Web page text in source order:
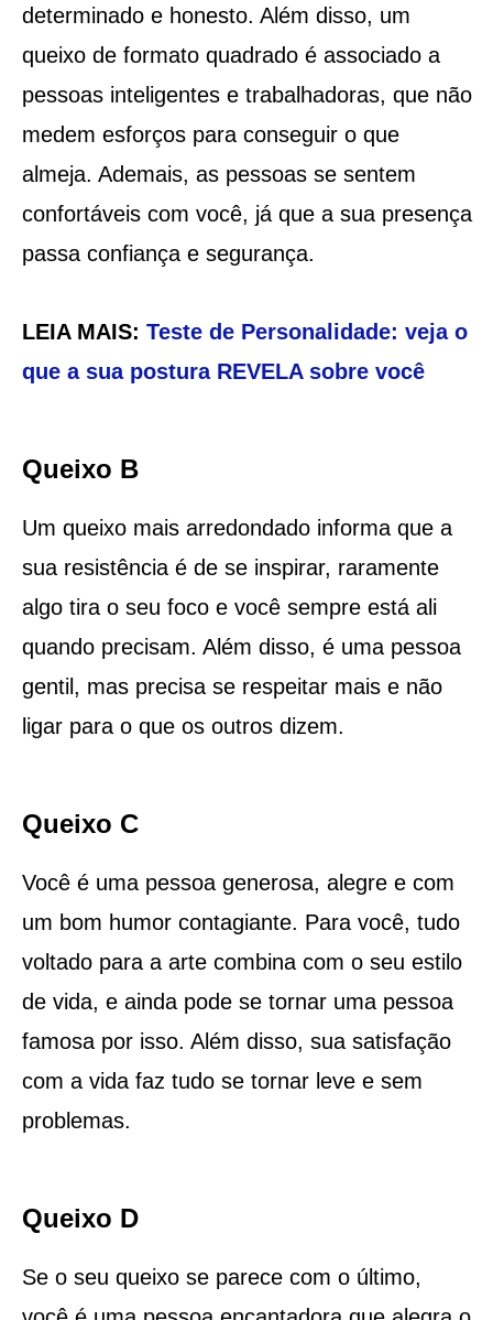
determinado e honesto. Além disso, um
queixo de formato quadrado é associado a
pessoas inteligentes e trabalhadoras, que não
medem esforços para conseguir o que
almeja. Ademais, as pessoas se sentem
confortáveis com você, já que a sua presença
passa confiança e segurança.
LEIA MAIS: Teste de Personalidade: veja o
que a sua postura REVELA sobre você
Queixo B
Um queixo mais arredondado informa que a
sua resistência é de se inspirar, raramente
algo tira o seu foco e você sempre está ali
quando precisam. Além disso, é uma pessoa
gentil, mas precisa se respeitar mais e não
ligar para o que os outros dizem.
Queixo C
Você é uma pessoa generosa, alegre e com
um bom humor contagiante. Para você, tudo
voltado para a arte combina com o seu estilo
de vida, e ainda pode se tornar uma pessoa
famosa por isso. Além disso, sua satisfação
com a vida faz tudo se tornar leve e sem
problemas.
Queixo D
Se o seu queixo se parece com o último,